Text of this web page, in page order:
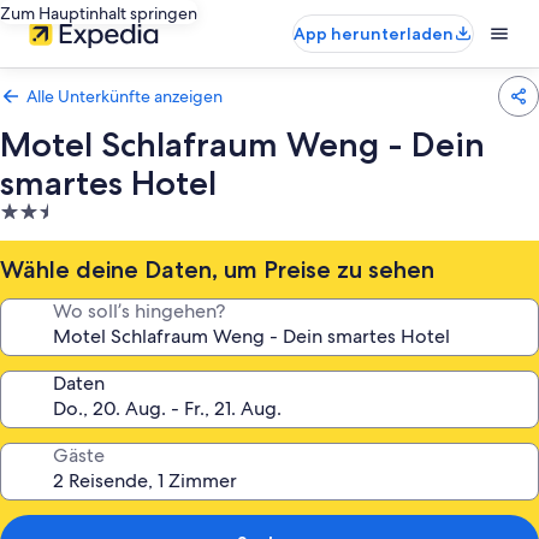
Zum Hauptinhalt springen
App herunterladen
Alle Unterkünfte anzeigen
Motel Schlafraum Weng - Dein
smartes Hotel
2.5-
Sterne-
Unterkunft
Wähle deine Daten, um Preise zu sehen
Wo soll’s hingehen?
Daten
Gäste